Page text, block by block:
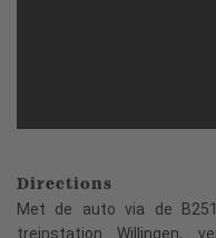
Directions
Met de auto via de
treinstation Willingen,